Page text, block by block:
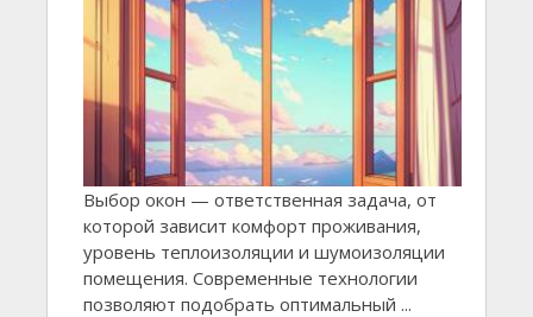
Выбор окон — ответственная задача, от
которой зависит комфорт проживания,
уровень теплоизоляции и шумоизоляции
помещения. Современные технологии
позволяют подобрать оптимальный ...